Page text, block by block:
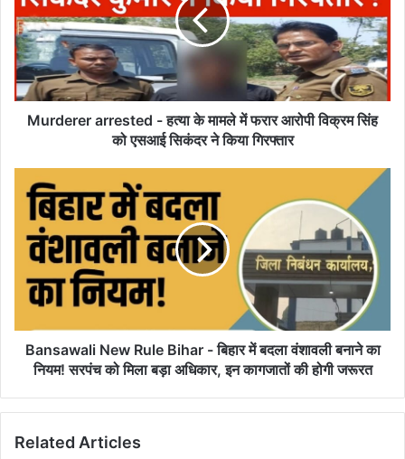
हत्या
के
मामले
में
फरार
आरोपी
विक्रम
सिकंदर
किया
गिरफ्तार
Murderer arrested - हत्या के मामले में फरार आरोपी विक्रम सिंह
को एसआई सिकंदर ने किया गिरफ्तार
New
Bihar
बदला
वंशावली
बनाने
मिला
Bansawali New Rule Bihar - बिहार में बदला वंशावली बनाने का
नियम! सरपंच को मिला बड़ा अधिकार, इन कागजातों की होगी जरूरत
Related Articles